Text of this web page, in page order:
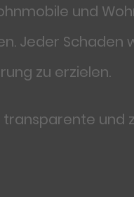
und
Jeder Schaden
zu erzielen.
und